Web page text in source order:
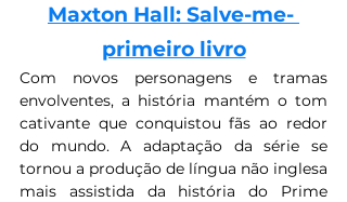
Maxton Hall: Salve-me-
primeiro livro
Com novos personagens e tramas
envolventes, a história mantém o tom
cativante que conquistou fãs ao redor
do mundo. A adaptação da série se
tornou a produção de língua não inglesa
mais assistida da história do Prime